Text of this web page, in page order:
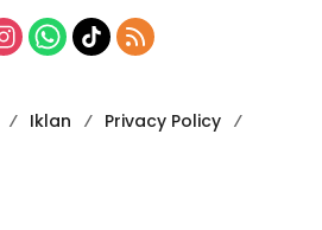
Iklan
Privacy Policy